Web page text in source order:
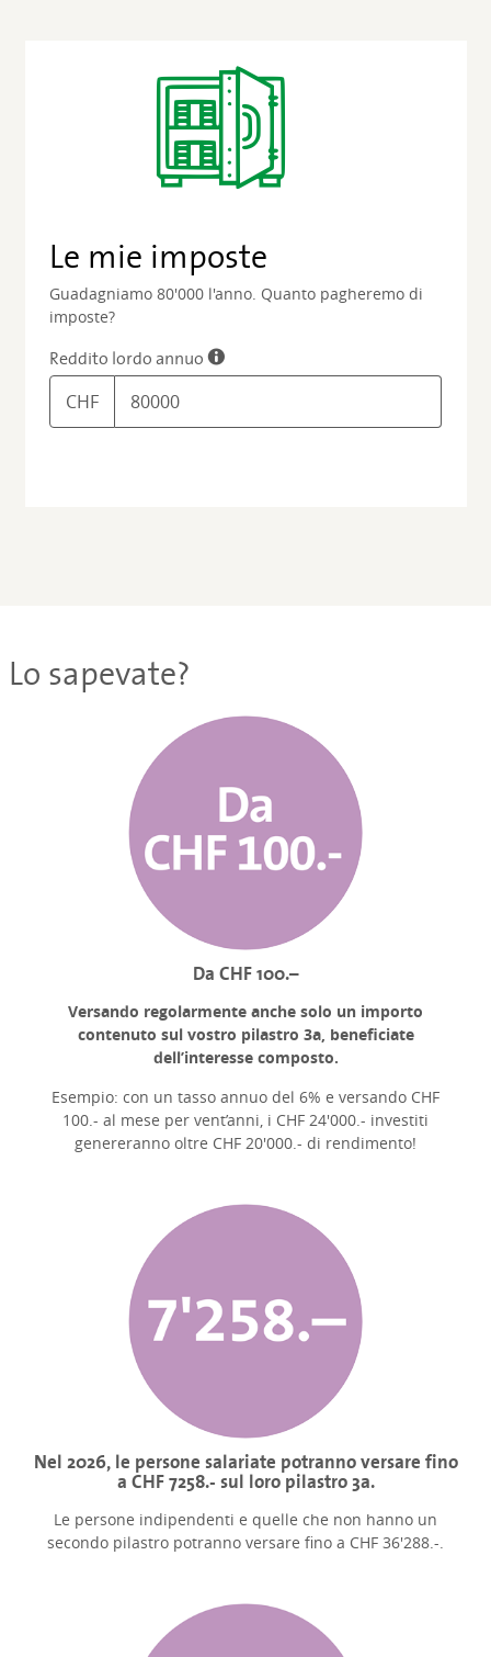
Le mie imposte
Guadagniamo 80'000 l'anno. Quanto pagheremo di
imposte?
Reddito lordo annuo
CHF
Lo sapevate?
Da CHF 100.–
Versando regolarmente anche solo un importo
contenuto sul vostro pilastro 3a, beneficiate
dell’interesse composto.
Esempio: con un tasso annuo del 6% e versando CHF
100.- al mese per vent’anni, i CHF 24'000.- investiti
genereranno oltre CHF 20'000.- di rendimento!
Nel 2026, le persone salariate potranno versare fino
a CHF 7258.- sul loro pilastro 3a.
Le persone indipendenti e quelle che non hanno un
secondo pilastro potranno versare fino a CHF 36'288.-.